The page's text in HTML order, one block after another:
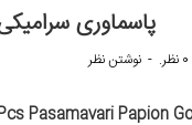
پاسماوری سرامیکی
Pasamavari Papion
- نوشتن نظر